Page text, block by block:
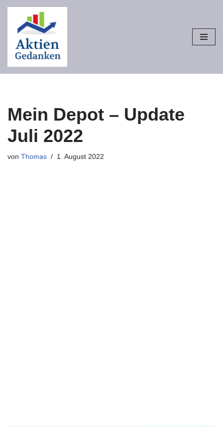
Zum
Inhalt
springen
Mein Depot – Update
Juli 2022
von Thomas 1. August 2022